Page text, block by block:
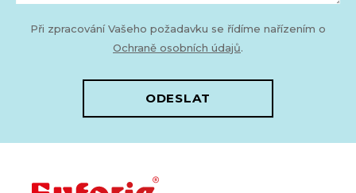
Při zpracování Vašeho požadavku se řídíme nařízením o
Ochraně osobních údajů.
ODESLAT